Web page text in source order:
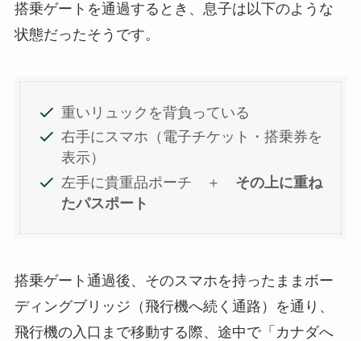
搭乗ゲートを通過するとき、息子は以下のような
状態だったそうです。
重いリュックを背負っている
右手にスマホ（電子チケット・搭乗券を
表示）
左手に貴重品ポーチ ＋ その上に重ね
たパスポート
搭乗ゲート通過後、そのスマホを持ったままボー
ディングブリッジ（飛行機へ続く通路）を通り、
飛行機の入口まで移動する際、途中で「カナダへ